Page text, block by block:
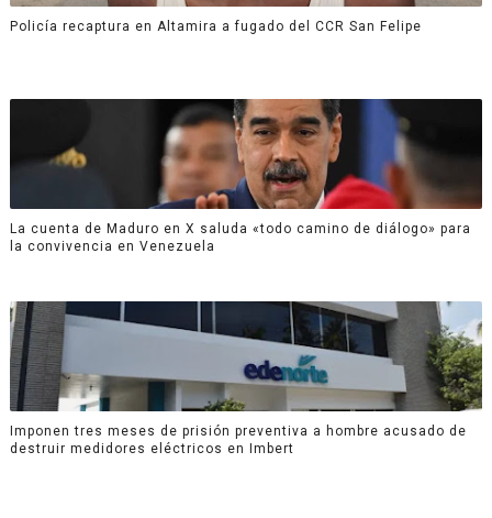
Policía recaptura en Altamira a fugado del CCR San Felipe
La cuenta de Maduro en X saluda «todo camino de diálogo» para
la convivencia en Venezuela
Imponen tres meses de prisión preventiva a hombre acusado de
destruir medidores eléctricos en Imbert